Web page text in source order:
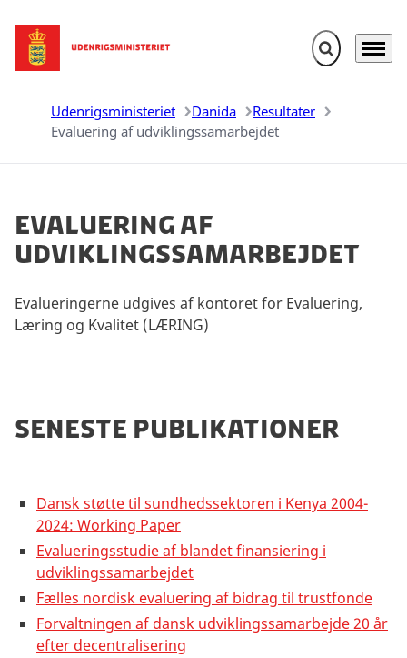
Gå til forsiden Fold søgefelt
Menu
Udenrigsministeriet Danida
Resultater
Evaluering af udviklingssamarbejdet
Evaluering af
udviklingssamarbejdet
Evalueringerne udgives af kontoret for Evaluering,
Læring og Kvalitet (LÆRING)
Seneste Publikationer
Dansk støtte til sundhedssektoren i Kenya 2004-
2024: Working Paper
Evalueringsstudie af blandet finansiering i
udviklingssamarbejdet
Fælles nordisk evaluering af bidrag til trustfonde
Forvaltningen af dansk udviklingssamarbejde 20 år
efter decentralisering